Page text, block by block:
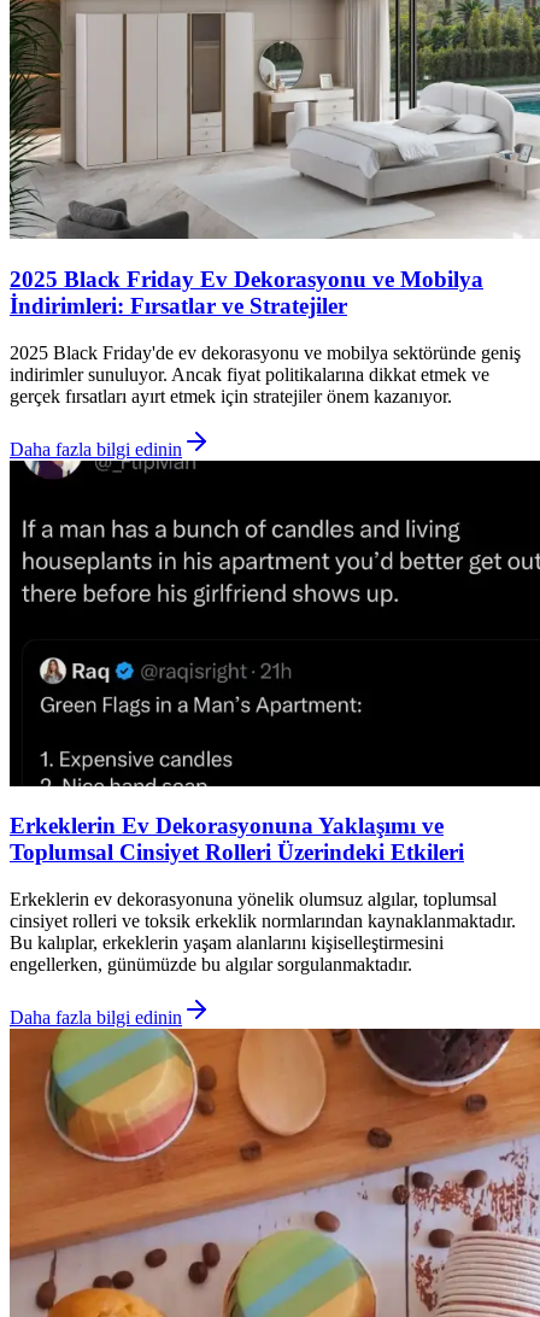
2025 Black Friday Ev Dekorasyonu ve Mobilya
İndirimleri: Fırsatlar ve Stratejiler
2025 Black Friday'de ev dekorasyonu ve mobilya sektöründe geniş
indirimler sunuluyor. Ancak fiyat politikalarına dikkat etmek ve
gerçek fırsatları ayırt etmek için stratejiler önem kazanıyor.
Daha fazla bilgi edinin
Erkeklerin Ev Dekorasyonuna Yaklaşımı ve
Toplumsal Cinsiyet Rolleri Üzerindeki Etkileri
Erkeklerin ev dekorasyonuna yönelik olumsuz algılar, toplumsal
cinsiyet rolleri ve toksik erkeklik normlarından kaynaklanmaktadır.
Bu kalıplar, erkeklerin yaşam alanlarını kişiselleştirmesini
engellerken, günümüzde bu algılar sorgulanmaktadır.
Daha fazla bilgi edinin